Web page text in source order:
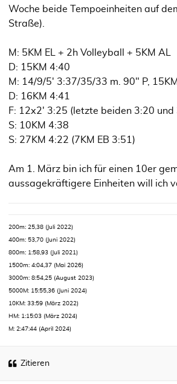
Woche beide Tempoeinheiten auf
Straße).
M: 5KM EL + 2h Volleyball + 5KM AL
D: 15KM 4:40
M: 14/9/5' 3:37/35/33 m. 90" P,
D: 16KM 4:41
F: 12x2' 3:25 (letzte beiden 3:20
S: 10KM 4:38
S: 27KM 4:22 (7KM EB 3:51)
Am 1. März bin ich für einen 10er
aussagekräftigere Einheiten will ich
200m: 25,38 (Juli 2022)
400m: 53,70 (Juni 2022)
800m: 1:58,93 (Juli 2021)
1500m: 4:04,37 (Mai 2026)
3000m: 8:54,25 (August 2023)
5000M: 15:55,36 (Juni 2024)
10KM: 33:59 (März 2022)
HM: 1:15:03 (März 2024)
M: 2:47:44 (April 2024)
Zitieren